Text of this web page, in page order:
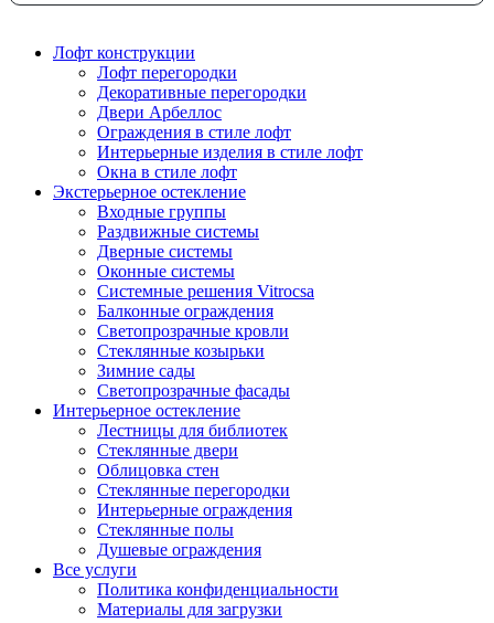
Лофт конструкции
Лофт перегородки
Декоративные перегородки
Двери Арбеллос
Ограждения в стиле лофт
Интерьерные изделия в стиле лофт
Окна в стиле лофт
Экстерьерное остекление
Входные группы
Раздвижные системы
Дверные системы
Оконные системы
Системные решения Vitrocsa
Балконные ограждения
Светопрозрачные кровли
Стеклянные козырьки
Зимние сады
Светопрозрачные фасады
Интерьерное остекление
Лестницы для библиотек
Стеклянные двери
Облицовка стен
Стеклянные перегородки
Интерьерные ограждения
Стеклянные полы
Душевые ограждения
Все услуги
Политика конфиденциальности
Материалы для загрузки